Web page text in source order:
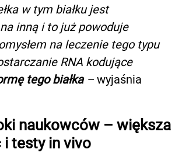
w tym białku jest
inną i to już powoduje
na leczenie tego typu
RNA kodujące
tego białka–wyjaśnia
naukowców – większa
testy in vivo